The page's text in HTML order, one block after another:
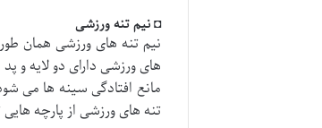
◘ نیم تنه ورزشی
نیم تنه های ورزشی همان
های ورزشی دارای دو لایه
مانع افتادگی سینه ها می
تنه های ورزشی از پارچه